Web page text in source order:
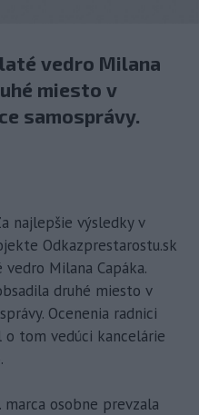
vedro Milana
miesto v
samosprávy.
najlepšie výsledky v
Odkazprestarostu.sk
Milana Capáka.
druhé miesto v
Ocenenia radnici
tom vedúci kancelárie
osobne prevzala